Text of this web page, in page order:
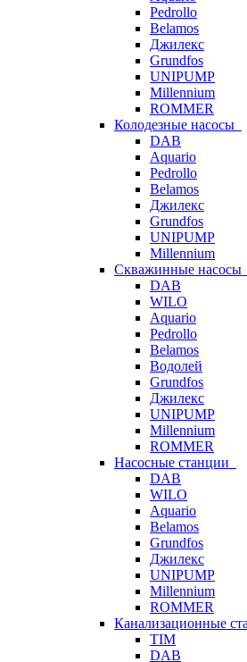
Pedrollo
Belamos
Джилекс
Grundfos
UNIPUMP
Millennium
ROMMER
Колодезные насосы
DAB
Aquario
Pedrollo
Belamos
Джилекс
Grundfos
UNIPUMP
Millennium
Скважинные насосы
DAB
WILO
Aquario
Pedrollo
Belamos
Водолей
Grundfos
Джилекс
UNIPUMP
Millennium
ROMMER
Насосные станции
DAB
WILO
Aquario
Belamos
Grundfos
Джилекс
UNIPUMP
Millennium
ROMMER
Канализационные
TIM
DAB